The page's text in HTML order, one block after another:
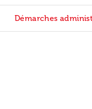
Démarches